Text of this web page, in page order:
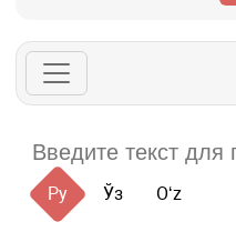
Ру Ўз Oʻz